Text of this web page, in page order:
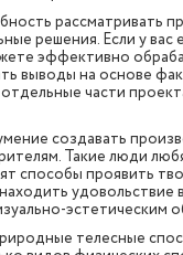
рассматривать
решения. Если у вас
эффективно
выводы на основе
части
создавать
Такие люди
способы проявить
удовольствие
эстетическим
телесные